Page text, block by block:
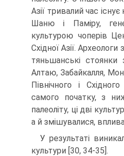
Азії тривалий час
Шаню і Паміру,
культурою чоперів
Східної Азії.
тяньшанські стоянки
Алтаю, Забайкалля,
Північного і
самого початку, з
палеоліту, ці дві
а й змішувалися,
У результаті
культури [30, 34-35].